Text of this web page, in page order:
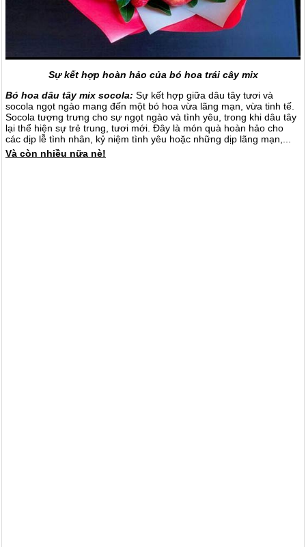
Sự kết hợp hoàn hảo của bó hoa trái cây mix
Bó hoa dâu tây mix socola: Sự kết hợp giữa dâu tây tươi và
socola ngọt ngào mang đến một bó hoa vừa lãng mạn, vừa tinh tế.
Socola tượng trưng cho sự ngọt ngào và tình yêu, trong khi dâu tây
lại thể hiện sự trẻ trung, tươi mới. Đây là món quà hoàn hảo cho
các dịp lễ tình nhân, kỷ niệm tình yêu hoặc những dịp lãng mạn,...
Và còn nhiều nữa nè!